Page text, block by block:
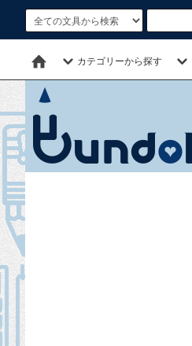
カテゴリーから探す